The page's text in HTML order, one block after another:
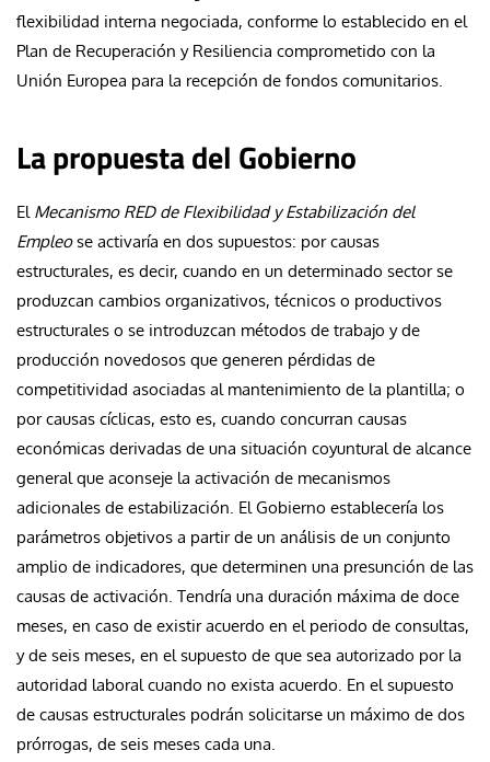
flexibilidad interna negociada, conforme lo establecido en el
Plan de Recuperación y Resiliencia comprometido con la
Unión Europea para la recepción de fondos comunitarios.
La propuesta del Gobierno
El Mecanismo RED de Flexibilidad y Estabilización del
Empleose activaría en dos supuestos: por causas
estructurales, es decir, cuando en un determinado sector se
produzcan cambios organizativos, técnicos o productivos
estructurales o se introduzcan métodos de trabajo y de
producción novedosos que generen pérdidas de
competitividad asociadas al mantenimiento de la plantilla; o
por causas cíclicas, esto es, cuando concurran causas
económicas derivadas de una situación coyuntural de alcance
general que aconseje la activación de mecanismos
adicionales de estabilización. El Gobierno establecería los
parámetros objetivos a partir de un análisis de un conjunto
amplio de indicadores, que determinen una presunción de las
causas de activación. Tendría una duración máxima de doce
meses, en caso de existir acuerdo en el periodo de consultas,
y de seis meses, en el supuesto de que sea autorizado por la
autoridad laboral cuando no exista acuerdo. En el supuesto
de causas estructurales podrán solicitarse un máximo de dos
prórrogas, de seis meses cada una.